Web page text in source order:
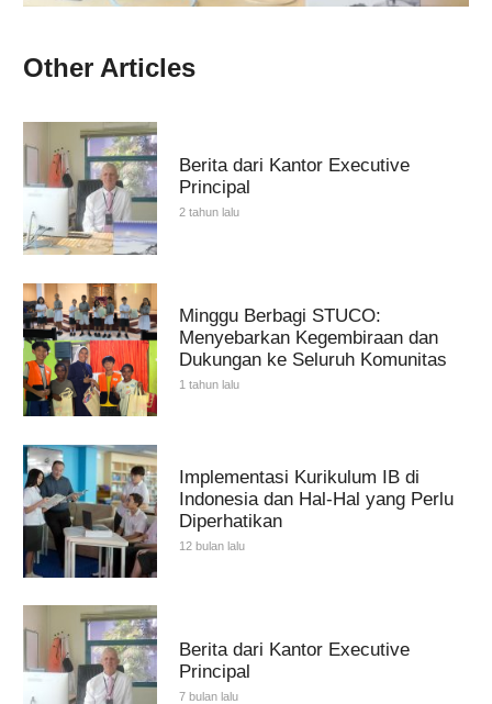
Other Articles
Berita dari Kantor Executive
Principal
2 tahun lalu
Minggu Berbagi STUCO:
Menyebarkan Kegembiraan dan
Dukungan ke Seluruh Komunitas
1 tahun lalu
Implementasi Kurikulum IB di
Indonesia dan Hal-Hal yang Perlu
Diperhatikan
12 bulan lalu
Berita dari Kantor Executive
Principal
7 bulan lalu